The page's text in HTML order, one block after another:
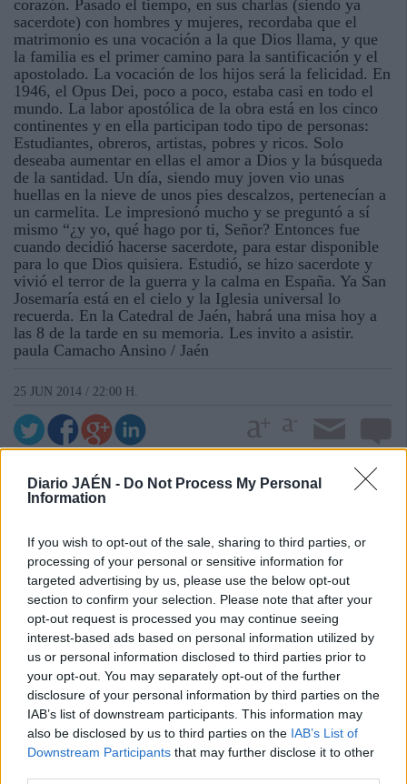
Diario JAÉN - Do Not Process My Personal
Information
If you wish to opt-out of the sale, sharing to third parties, or
processing of your personal or sensitive information for
targeted advertising by us, please use the below opt-out
section to confirm your selection. Please note that after your
opt-out request is processed you may continue seeing
interest-based ads based on personal information utilized by
us or personal information disclosed to third parties prior to
your opt-out. You may separately opt-out of the further
disclosure of your personal information by third parties on the
IAB’s list of downstream participants. This information may
also be disclosed by us to third parties on the IAB’s List of
Downstream Participants that may further disclose it to other
corazón. Pasado el tiempo, en sus charlas (siendo ya
sacerdote) con hombres y mujeres, recordaba que el
matrimonio es una vocación a la que Dios llama, y que
la familia es el primer camino para la santificación y el
apostolado. La vocación de los hijos será la felicidad. En
1946, el Opus Dei, poco a poco, estaba casi en todo el
mundo. La labor apostólica de la obra está en los cinco
continentes y en ella participan todo tipo de personas:
Estudiantes, obreros, artistas, pobres y ricos. Solo
deseaba aumentar en ellas el amor a Dios y la búsqueda
de la santidad. Un día, siendo muy joven vio unas
huellas en la nieve de unos pies descalzos, pertenecían a
un carmelita. Le impresionó mucho y se preguntó a sí
mismo “¿y yo, qué hago por ti, Señor? Entonces fue
cuando decidió hacerse sacerdote, para estar disponible
para lo que Dios quisiera. Estudió, se hizo sacerdote y
vivió el terror de la guerra y la calma en España. Ya San
Josemaría está en el cielo y la Iglesia universal lo
recuerda. En la Catedral de Jaén, habrá una misa hoy a
las 8 de la tarde en su memoria. Les invito a asistir.
paula Camacho Ansino / Jaén
25 JUN 2014 / 22:00 H.